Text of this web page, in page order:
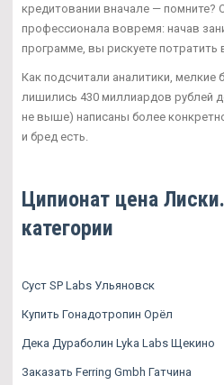
кредитовании вначале — помните?
профессионала вовремя: начав
программе, вы рискуете потратить
Как подсчитали аналитики, мелкие
лишились 430 миллиардов рублей
не выше) написаны более
и бред есть.
Ципионат цена
категории
Суст SP Labs Ульяновск
Купить Гонадотропин Орёл
Дека Дураболин Lyka Labs Щекино
Заказать Ferring Gmbh Гатчина